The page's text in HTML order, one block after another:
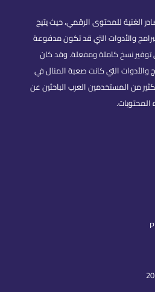
الغنية للمحتوى الرقمي، حيث يتيح
والأدوات التي قد تكون مدفوعة
توفير نسخ كاملة ومفعلة. وقد كان
والأدوات التي كانت صعبة المنال في
من المستخدمين العرب الباحثين عن